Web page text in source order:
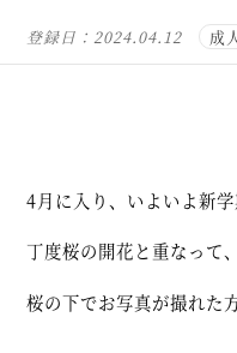
登録日：2024.04.12 成
4月に入り、いよいよ新
丁度桜の開花と重なって、
桜の下でお写真が撮れた